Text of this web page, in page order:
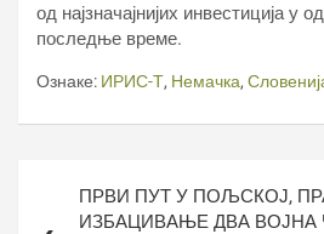
од најзначајнијих инвестиција у
последње време.
Ознаке: ИРИС-Т, Немачка,
чланкаПРВИ ПУТ У ПОЉСКОЈ,
ИЗБАЦИВАЊЕ ДВА ВОЈНА